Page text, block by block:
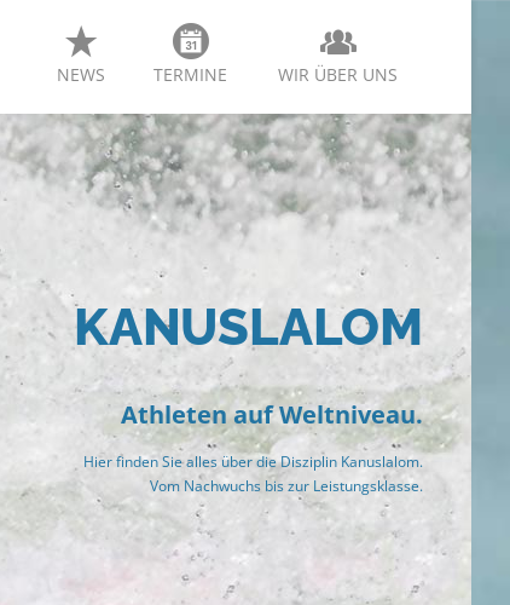
NEWS TERMINE WIR ÜBER UNS
KANUSLALOM
Athleten auf Weltniveau.
Hier finden Sie alles über die Disziplin Kanuslalom.
Vom Nachwuchs bis zur Leistungsklasse.